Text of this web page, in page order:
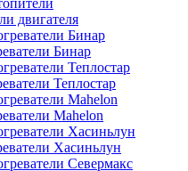
двигателя
Бинар
Теплостар
Mahelon
Хасиньлун